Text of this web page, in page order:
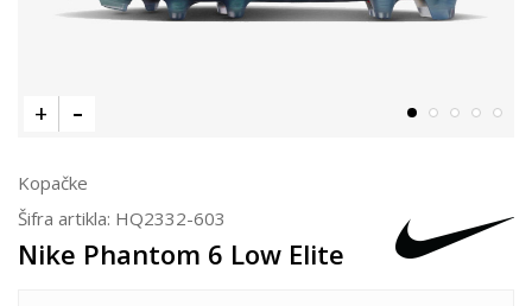
Kopačke
Šifra artikla: HQ2332-603
Nike Phantom 6 Low Elite